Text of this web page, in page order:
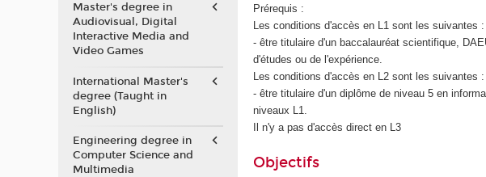
Prérequis :
Les conditions d'accès en L1 sont les suivantes :
- être titulaire d'un baccalauréat scientifique,
d'études ou de l'expérience.
Les conditions d'accès en L2 sont les suivantes :
- être titulaire d'un diplôme de niveau 5 en
niveaux L1.
Il n'y a pas d'accès direct en L3
Objectifs
Master's degree in
Audiovisual, Digital
Interactive Media and
Video Games
International Master's
degree (Taught in
English)
Engineering degree in
Computer Science and
Multimedia